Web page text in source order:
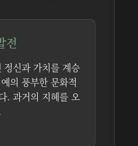
전
신과 가치를 계승
의 풍부한 문화적
. 과거의 지혜를 오